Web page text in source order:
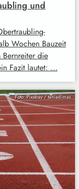
und
Wochen Bauzeit
Bernreiter die
Fazit lautet: …
Foto: Pixabay / taniadimas